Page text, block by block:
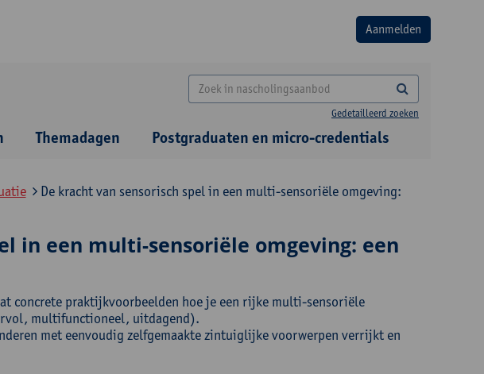
Gedetailleerd zoeken
Themadagen Postgraduaten en micro-credentials
De kracht van sensorisch spel in een multi-sensoriële omgeving:
in een multi-sensoriële omgeving: een
concrete praktijkvoorbeelden hoe je een rijke multi-sensoriële
multifunctioneel, uitdagend).
met eenvoudig zelfgemaakte zintuiglijke voorwerpen verrijkt en